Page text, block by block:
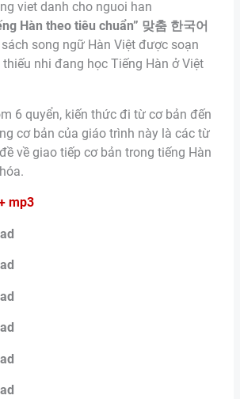
Hàn theo tiêu chuẩn” 맞춤 한국어
sách song ngữ Hàn Việt được soạn
nhi đang học Tiếng Hàn ở Việt
6 quyển, kiến thức đi từ cơ bản đến
cơ bản của giáo trình này là các từ
về giao tiếp cơ bản trong tiếng Hàn
mp3